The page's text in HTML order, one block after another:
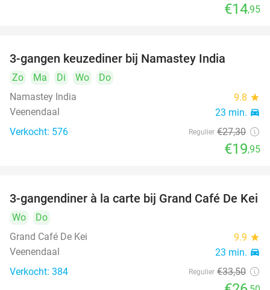
€14,95
3-gangen keuzediner bij Namastey India
Zo Ma Di Wo
Do
Namastey India
9.8 star
Veenendaal 23 min. directions_car
Verkocht: 576 Regulier €27,30
€19,95
21%
3-gangendiner à la carte bij Grand Café De Kei
Wo
Do
Grand Café De Kei
9.9 star
Veenendaal 23 min. directions_car
Verkocht: 384 Regulier €33,50